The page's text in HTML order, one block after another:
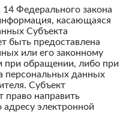
14 Федерального закона
касающаяся
Субъекта
быть предоставлена
или его законному
при обращении, либо при
персональных данных
Субъект
право направить
электронной